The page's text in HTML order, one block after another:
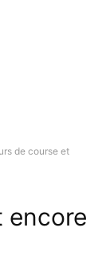
de course et
encore